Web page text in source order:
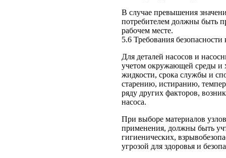
В случае превышения
потребителем должны быть
рабочем месте.
5.6 Требования
Для деталей насосов и
учетом окружающей среды и
жидкости, срока службы и
старению, истиранию,
ряду других факторов,
насоса.
При выборе материалов
применения, должны быть
гигиенических,
угрозой для здоровья и